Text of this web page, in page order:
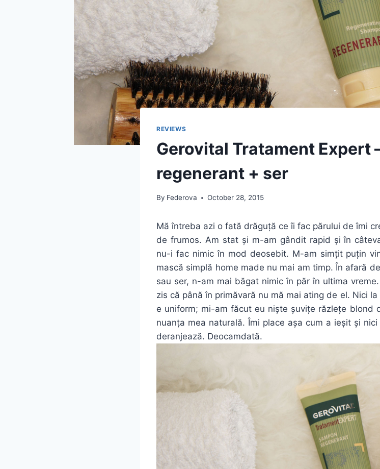
REVIEWS
Gerovital Tratament Expert
regenerant + ser
By Federova October 28, 2015
Mă întreba azi o fată drăguță ce îi fac părului de îmi
de frumos. Am stat și m-am gândit rapid și în
nu-i fac nimic în mod deosebit. M-am simțit puțin
mască simplă home made nu mai am timp. În afară
sau ser, n-am mai băgat nimic în păr în ultima
zis că până în primăvară nu mă mai ating de el. Nici
e uniform; mi-am făcut eu niște șuvițe răzlețe blond
nuanța mea naturală. Îmi place așa cum a ieșit și
deranjează. Deocamdată.